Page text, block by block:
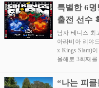
특별한 6명
출전 선수
남자 테니스 최
아라비아 리야
x Kings Slam)
올해로 3회째
“나는 피